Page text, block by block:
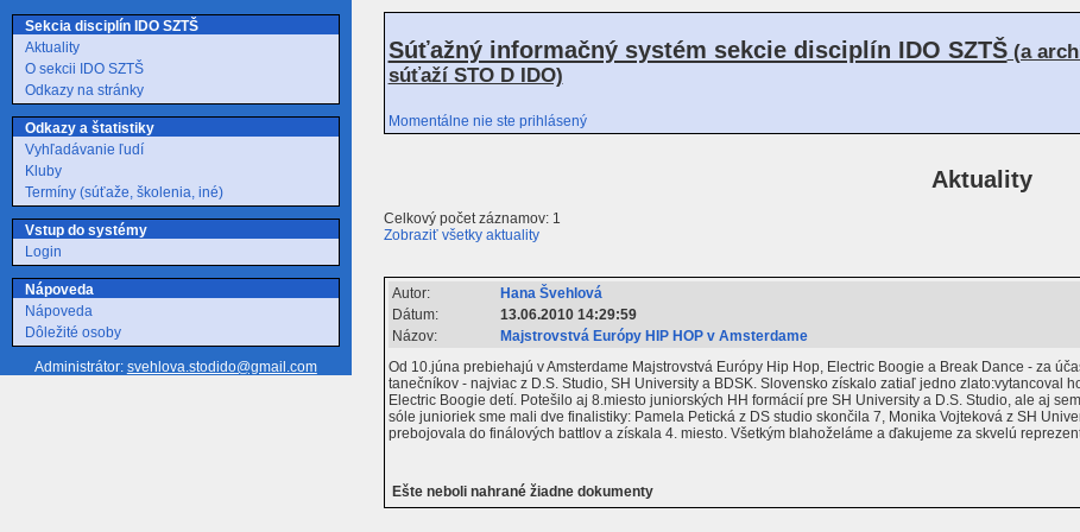
Sekcia disciplín IDO SZTŠ
Aktuality
O sekcii IDO SZTŠ
Odkazy na stránky
Odkazy a štatistiky
Vyhľadávanie ľudí
Kluby
Termíny (súťaže, školenia, iné)
Vstup do systémy
Login
Nápoveda
Nápoveda
Dôležité osoby
Administrátor: svehlova.stodido@gmail.com
Súťažný informačný systém sekcie disciplín IDO SZTŠ(a
súťaží STO D IDO)
Momentálne nie ste prihlásený
Aktuality
Celkový počet záznamov: 1
Zobraziť všetky aktuality
Autor:
Hana Švehlová
Dátum:
13.06.2010 14:29:59
Názov:
Majstrovstvá Európy HIP HOP v Amsterdame
Od 10.júna prebiehajú v Amsterdame Majstrovstvá Európy Hip Hop, Electric Boogie a Break Dance - za
tanečníkov - najviac z D.S. Studio, SH University a BDSK. Slovensko získalo zatiaľ jedno zlato:vytancoval
Electric Boogie detí. Potešilo aj 8.miesto juniorských HH formácií pre SH University a D.S. Studio, ale aj
sóle junioriek sme mali dve finalistiky: Pamela Petická z DS studio skončila 7, Monika Vojteková z SH
prebojovala do finálových battlov a získala 4. miesto. Všetkým blahoželáme a ďakujeme za skvelú
Ešte neboli nahrané žiadne dokumenty